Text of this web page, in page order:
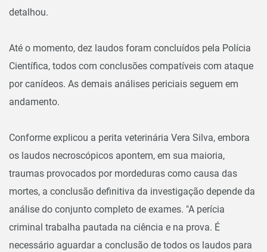
detalhou.
Até o momento, dez laudos foram concluídos pela Polícia
Científica, todos com conclusões compatíveis com ataque
por canídeos. As demais análises periciais seguem em
andamento.
Conforme explicou a perita veterinária Vera Silva, embora
os laudos necroscópicos apontem, em sua maioria,
traumas provocados por mordeduras como causa das
mortes, a conclusão definitiva da investigação depende da
análise do conjunto completo de exames. "A perícia
criminal trabalha pautada na ciência e na prova. É
necessário aguardar a conclusão de todos os laudos para